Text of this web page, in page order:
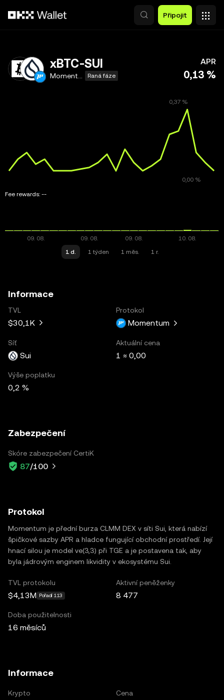
Připojit
xBTC-SUI
Raná fáze
APR
0,13 %
Fee rewards: --
1 d. 1 týden 1 měs. 1 r.
Informace
TVL
$30,1K
Protokol
Momentum
Síť
Sui
Aktuální cena
1 ≈ 0,00
Výše poplatku
0,2 %
Zabezpečení
Skóre zabezpečení CertiK
87/100
Protokol
Momentum je přední burza CLMM DEX v síti Sui, která nabízí
špičkové sazby APR a hladce fungující obchodní prostředí. Její
hnací silou je model ve(3,3) při TGE a je postavena tak, aby
byla jádrovým enginem likvidity v ekosystému Sui.
TVL protokolu
$4,13M Pořadí 113
Aktivní peněženky
8 477
Doba použitelnosti
16 měsíců
Informace
Krypto Cena